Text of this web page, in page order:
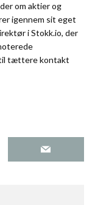
om aktier og
igennem sit eget
i Stokk.io, der
tættere kontakt